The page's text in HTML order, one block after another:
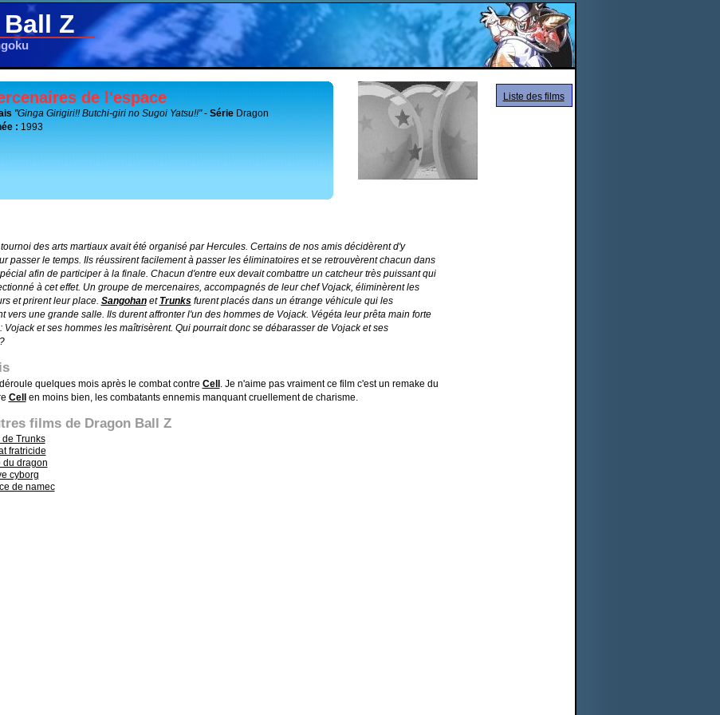
Z
Liste des films
de l'espace
"Ginga Girigiri!! Butchi-giri no Sugoi Yatsu!!"- Série Dragon
: 1993
des arts martiaux avait été organisé par Hercules. Certains de nos amis décidèrent d'y
passer le temps. Ils réussirent facilement à passer les éliminatoires et se retrouvèrent chacun dans
afin de participer à la finale. Chacun d'entre eux devait combattre un catcheur très puissant qui
à cet effet. Un groupe de mercenaires, accompagnés de leur chef Vojack, éliminèrent les
et prirent leur place. Sangohanet Trunksfurent placés dans un étrange véhicule qui les
vers une grande salle. Ils durent affronter l'un des hommes de Vojack. Végéta leur prêta main forte
Vojack et ses hommes les maîtrisèrent. Qui pourrait donc se débarasser de Vojack et ses
quelques mois après le combat contre Cell . Je n'aime pas vraiment ce film c'est un remake du
Cell en moins bien, les combatants ennemis manquant cruellement de charisme.
films de Dragon Ball Z
de Trunks
fratricide
du dragon
cyborg
de namec